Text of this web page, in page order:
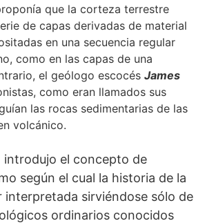
que la corteza terrestre
de capas derivadas de material
en una secuencia regular
como en las capas de una
el geólogo escocés James
como eran llamados sus
las rocas sedimentarias de las
volcánico.
introdujo el concepto de
según el cual la historia de la
interpretada sirviéndose sólo de
ordinarios conocidos